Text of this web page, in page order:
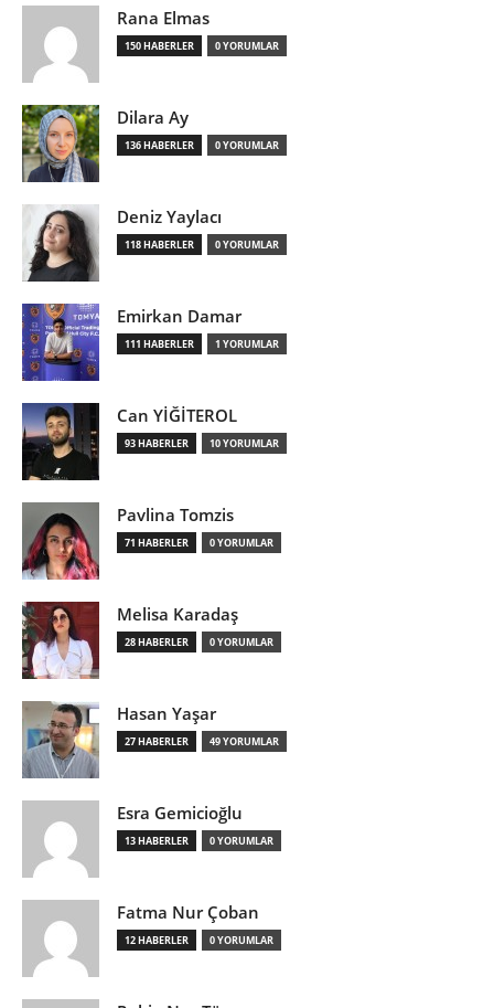
Rana Elmas
150 HABERLER 0 YORUMLAR
Dilara Ay
136 HABERLER 0 YORUMLAR
Deniz Yaylacı
118 HABERLER 0 YORUMLAR
Emirkan Damar
111 HABERLER 1 YORUMLAR
Can YİĞİTEROL
93 HABERLER 10 YORUMLAR
Pavlina Tomzis
71 HABERLER 0 YORUMLAR
Melisa Karadaş
28 HABERLER 0 YORUMLAR
Hasan Yaşar
27 HABERLER 49 YORUMLAR
Esra Gemicioğlu
13 HABERLER 0 YORUMLAR
Fatma Nur Çoban
12 HABERLER 0 YORUMLAR